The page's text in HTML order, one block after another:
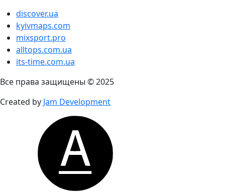
discover.ua
kyivmaps.com
mixsport.pro
alltops.com.ua
its-time.com.ua
Все права защищены © 2025
Created by Jam Development